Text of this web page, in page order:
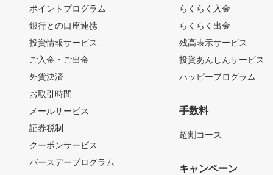
ポイントプログラム
銀行との口座連携
投資情報サービス
ご入金・ご出金
外貨決済
お取引時間
メールサービス
証券税制
クーポンサービス
バースデープログラム
らくらく入金
らくらく出金
残高表示サービス
投資あんしんサービス
ハッピープログラム
手数料
超割コース
キャンペーン